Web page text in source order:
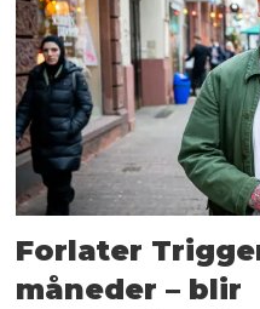
Forlater
måneder – blir